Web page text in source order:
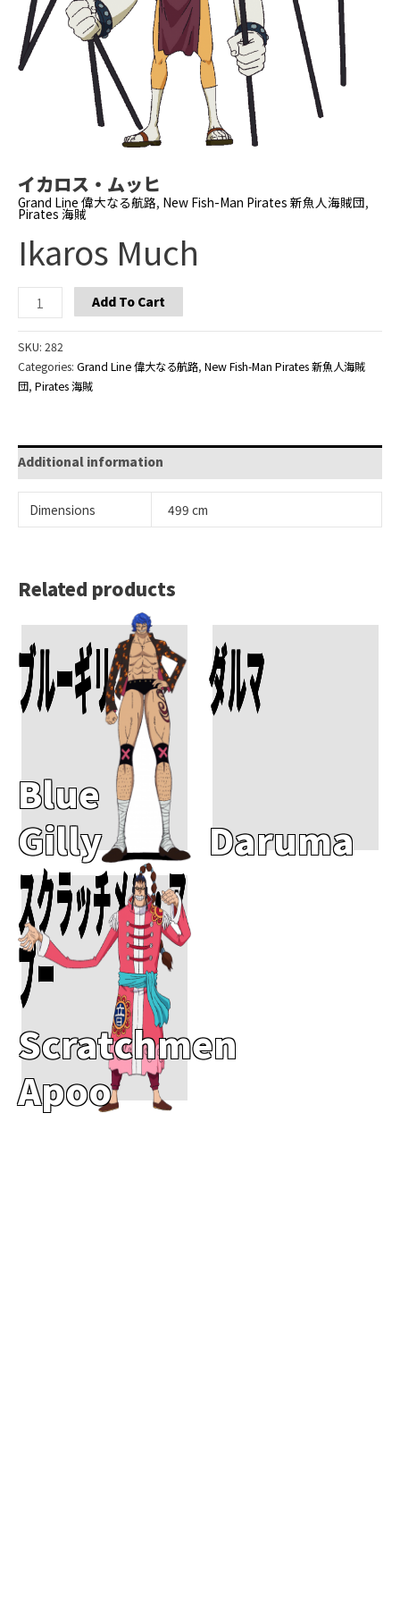
イカロス・ムッヒ
Grand Line 偉大なる航路, New Fish-Man Pirates 新魚人海賊団,
Pirates 海賊
Ikaros Much
Ikaros
Much
quantity
Add To Cart
SKU: 282
Categories: Grand Line 偉大なる航路, New Fish-Man Pirates 新魚人海賊
団, Pirates 海賊
Additional information
Dimensions 499 cm
Related products
ブルーギリー
Blue
Gilly
Add To Cart ダルマ
Daruma
Add To Cart
スクラッチメン・ア
プー
Scratchmen
Apoo
Add To Cart